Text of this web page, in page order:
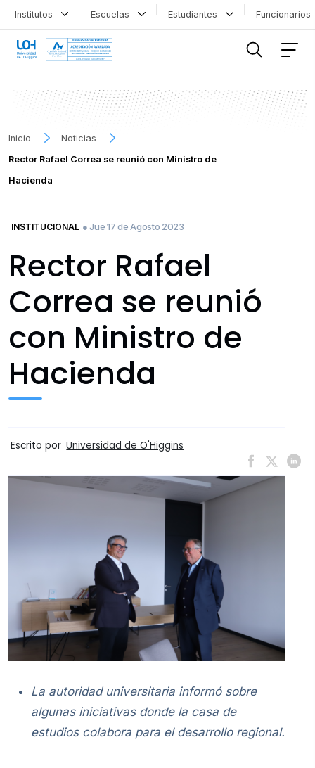
Institutos Escuelas Estudiantes
Inicio
Noticias
Rector Rafael Correa se reunió con Ministro de
Hacienda
INSTITUCIONAL ● Jue 17 de Agosto 2023
Rector Rafael
Correa se reunió
con Ministro de
Hacienda
Escrito por Universidad de O'Higgins
La autoridad universitaria informó sobre
algunas iniciativas donde la casa de
estudios colabora para el desarrollo regional.